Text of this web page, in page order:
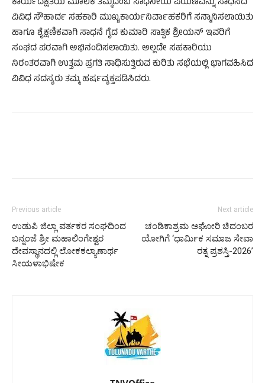
ವಿವಿಧ ಸೌಹಾರ್ದ ಸಹಕಾರಿ ಮುಖ್ಯಕಾರ್ಯನಿರ್ವಾಹಕರಿಗೆ ಸನ್ಮಾನಿಸಲಾಯಿತು
ಹಾಗೂ ಶೈಕ್ಷಣಿಕವಾಗಿ ಸಾಧನೆ ಗೈದ ಕುಮಾರಿ ಸಾತ್ವಿಕ ಶ್ರೀಯನ್ ಇವರಿಗೆ
ಸಂಘದ ಪರವಾಗಿ ಅಭಿನಂದಿಸಲಾಯಿತು. ಅಲ್ಲದೇ ಸಹಕಾರಿಯು
ನಿರಂತರವಾಗಿ ಉತ್ತಮ ಪ್ರಗತಿ ಸಾಧಿಸುತ್ತಿರುವ ಕುರಿತು ಸಭೆಯಲ್ಲಿ ಭಾಗವಹಿಸಿದ
ವಿವಿಧ ಸದಸ್ಯರು ತಮ್ಮ ಹರ್ಷವ್ಯಕ್ತಪಡಿಸಿದರು.
Previous article
ಉಡುಪಿ ಜಿಲ್ಲಾ ವರ್ತಕರ ಸಂಘದಿಂದ
ಬನ್ನಂಜೆ ಶ್ರೀ ಮಹಾಲಿಂಗೇಶ್ವರ
ದೇವಸ್ಥಾನದಲ್ಲಿ ಲೋಕಕಲ್ಯಾಣಾರ್ಥ
ಸೀಯಳಾಭಿಷೇಕ
Next article
ಚಂಡಿಕಾಶ್ರಮ ಅಘೋರಿ ಚಿದಂಬರ
ಯೋಗಿಗೆ ‘ಧಾರ್ಮಿಕ ಸಮಾಜ ಸೇವಾ
ರತ್ನ ಪ್ರಶಸ್ತಿ-2026’